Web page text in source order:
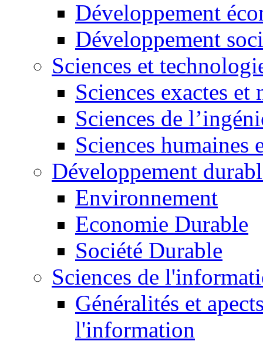
Développement
Développement
Sciences et
Sciences exactes et
Sciences de
Sciences humaines
Développement
Environnement
Economie Durable
Société Durable
Sciences de
Généralités et
l'information